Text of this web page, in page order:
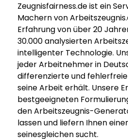
Zeugnisfairness.de ist ein
Machern von
Erfahrung von über 20
30.000 analysierten
intelligenter Technologie.
jeder Arbeitnehmer in
differenzierte und
seine Arbeit erhält. Unsere
bestgeeigneten
den Arbeitszeugnis-
lassen und liefern Ihnen
seinesgleichen sucht.